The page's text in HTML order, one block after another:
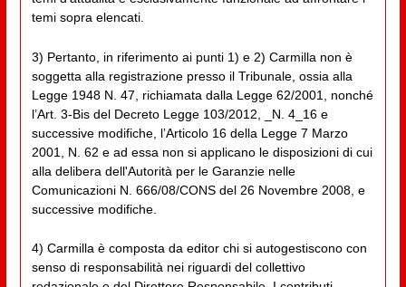
temi sopra elencati.
3) Pertanto, in riferimento ai punti 1) e 2) Carmilla non è
soggetta alla registrazione presso il Tribunale, ossia alla
Legge 1948 N. 47, richiamata dalla Legge 62/2001, nonché
l’Art. 3-Bis del Decreto Legge 103/2012, _N. 4_16 e
successive modifiche, l’Articolo 16 della Legge 7 Marzo
2001, N. 62 e ad essa non si applicano le disposizioni di cui
alla delibera dell'Autorità per le Garanzie nelle
Comunicazioni N. 666/08/CONS del 26 Novembre 2008, e
successive modifiche.
4) Carmilla è composta da editor chi si autogestiscono con
senso di responsabilità nei riguardi del collettivo